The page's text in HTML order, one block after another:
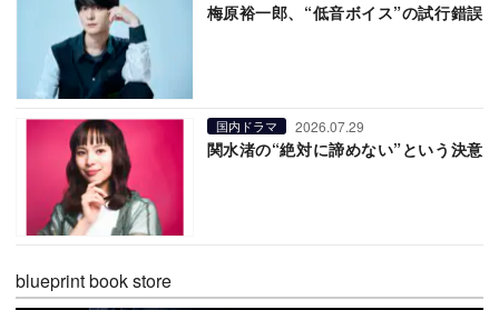
梅原裕一郎、“低音ボイス”の試行錯誤
国内ドラマ 2026.07.29
関水渚の“絶対に諦めない”という決意
blueprint book store